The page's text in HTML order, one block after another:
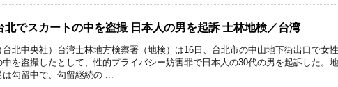
北でスカートの中を盗撮 日本人の男を起訴 士林地検／台湾
台北中央社）台湾士林地方検察署（地検）は16日、台北市の中山地下街出口で女
中を盗撮したとして、性的プライバシー妨害罪で日本人の30代の男を起訴した。
は勾留中で、勾留継続の ...